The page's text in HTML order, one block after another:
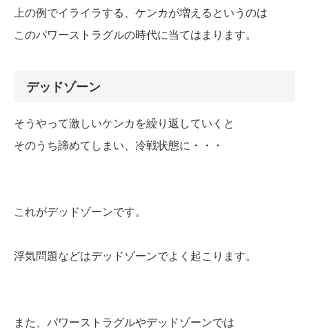
上の例でイライラする、ケンカが増えるというのは
このパワーストラグルの時代に当てはまります。
デッドゾーン
そうやって激しいケンカを繰り返していくと
そのうち諦めてしまい、冷戦状態に・・・
これがデッドゾーンです。
浮気問題などはデッドゾーンでよく起こります。
また、パワーストラグルやデッドゾーンでは